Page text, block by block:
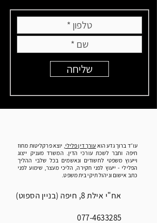
שליחה
עו״ד ברוך גדע הוא עורך דין פלילי , יוצא פרקליטות מחוז
חיפה וחבר לשכת עורכי הדין. המשרד מעניק ייצוג
וייעוץ משפטי לחשודים ונאשמים בכל שלבי ההליך
הפלילי - ייעוץ לפני חקירה, הליכי מעצר, שימוע לפני
כתב אישום וניהול תיקי בית משפט.
אח"י אילת 8, חיפה (בניין הספוט)
077-4633285